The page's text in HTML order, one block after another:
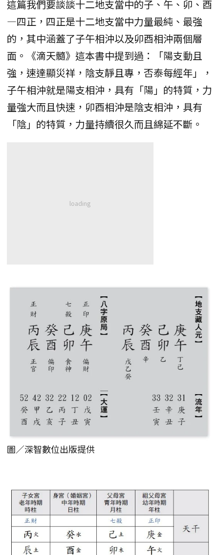
這篇我們要談談十二地支當中的子、午、卯、酉
—四正，四正是十二地支當中力量最純、最強
的，其中涵蓋了子午相沖以及卯酉相沖兩個層
面。《滴天髓》這本書中提到過：「陽支動且
強，速達顯災祥，陰支靜且專，否泰每經年」，
子午相沖就是陽支相沖，具有「陽」的特質，力
量強大而且快速，卯酉相沖是陰支相沖，具有
「陰」的特質，力量持續很久而且綿延不斷。
圖／深智數位出版提供